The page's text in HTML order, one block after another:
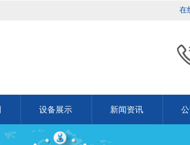
在
设备展示 新闻资讯